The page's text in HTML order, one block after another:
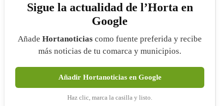
Sigue la actualidad de l’Horta en
Google
Añade Hortanoticias como fuente preferida y recibe
más noticias de tu comarca y municipios.
Añadir Hortanoticias en Google
Haz clic, marca la casilla y listo.